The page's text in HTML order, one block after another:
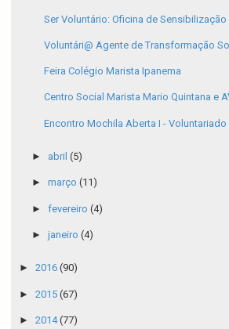
Ser Voluntário: Oficina de Sensibilização
Voluntári@ Agente de Transformação
Feira Colégio Marista Ipanema
Centro Social Marista Mario Quintana e
Encontro Mochila Aberta I - Voluntariado
► abril (5)
► março (11)
► fevereiro (4)
► janeiro (4)
► 2016 (90)
► 2015 (67)
► 2014(77)